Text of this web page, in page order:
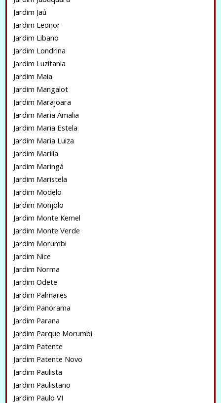
Jardim Jaú
Jardim Leonor
Jardim Libano
Jardim Londrina
Jardim Luzitania
Jardim Maia
Jardim Mangalot
Jardim Marajoara
Jardim Maria Amalia
Jardim Maria Estela
Jardim Maria Luiza
Jardim Marilia
Jardim Maringá
Jardim Maristela
Jardim Modelo
Jardim Monjolo
Jardim Monte Kemel
Jardim Monte Verde
Jardim Morumbi
Jardim Nice
Jardim Norma
Jardim Odete
Jardim Palmares
Jardim Panorama
Jardim Parana
Jardim Parque Morumbi
Jardim Patente
Jardim Patente Novo
Jardim Paulista
Jardim Paulistano
Jardim Paulo VI